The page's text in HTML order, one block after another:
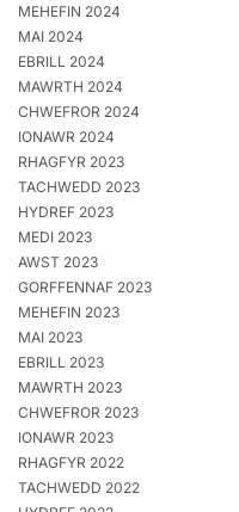
MEHEFIN 2024
MAI 2024
EBRILL 2024
MAWRTH 2024
CHWEFROR 2024
IONAWR 2024
RHAGFYR 2023
TACHWEDD 2023
HYDREF 2023
MEDI 2023
AWST 2023
GORFFENNAF 2023
MEHEFIN 2023
MAI 2023
EBRILL 2023
MAWRTH 2023
CHWEFROR 2023
IONAWR 2023
RHAGFYR 2022
TACHWEDD 2022